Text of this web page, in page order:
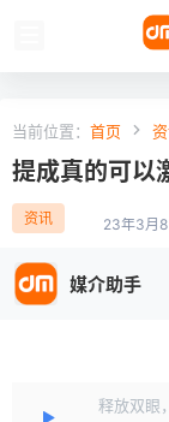
当前位置： 首页
提成真的可以
资讯 23年3月8
媒介助手
释放双眼